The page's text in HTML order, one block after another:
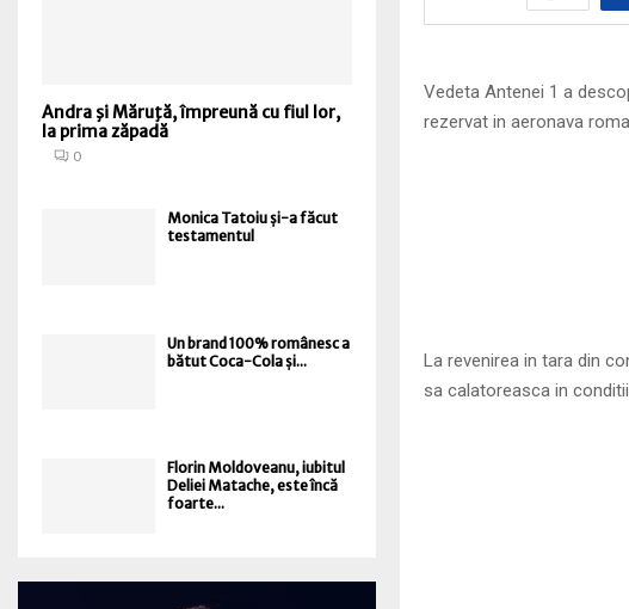
Vedeta Antenei 1 a
rezervat in aeronava
La revenirea in tara din
sa calatoreasca in
Andra şi Măruţă, împreună cu fiul lor,
la prima zăpadă
0
Monica Tatoiu și-a făcut
testamentul
Un brand 100% românesc a
bătut Coca-Cola și...
Florin Moldoveanu, iubitul
Deliei Matache, este încă
foarte...